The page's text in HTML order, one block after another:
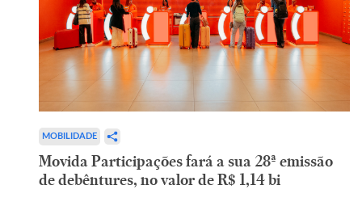
MOBILIDADE
Movida Participações fará a sua 28ª emissão
de debêntures, no valor de R$ 1,14 bi